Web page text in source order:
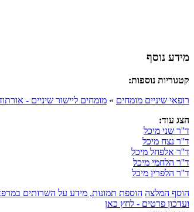
מידע נוסף
קטגוריות נוספות:
רופאי שיניים מומחים » מומחים ליישור שיניים -
הצג עוד:
ד''ר שני מיכל
ד''ר נצח מיכל
ד''ר אלפחל מיכל
ד''ר הלחמי מיכל
ד''ר הלפרין מיכל
הוסף המלצה הוספת תמונות, מידע על השרותים
ועדכון פרטים - לחץ כאן